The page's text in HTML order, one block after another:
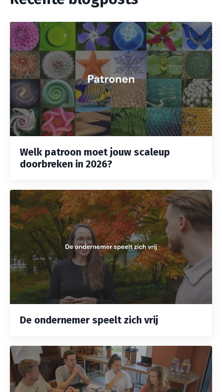
Welk patroon moet jouw scaleup
doorbreken in 2026?
De ondernemer speelt zich vrij